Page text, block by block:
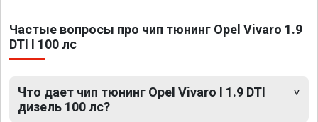
Частые вопросы про чип тюнинг Opel Vivaro 1.9
DTI I 100 лс
Что дает чип тюнинг Opel Vivaro I 1.9 DTI
дизель 100 лс?